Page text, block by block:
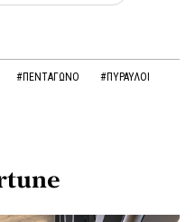
#ΠΕΝΤΑΓΩΝΟ #ΠΥΡΑΥΛΟΙ